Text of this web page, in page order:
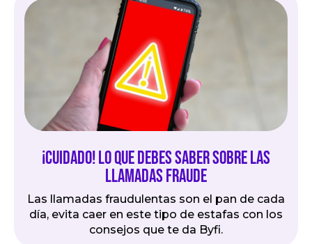
¡Cuidado! Lo que debes saber sobre las
llamadas fraude
Las llamadas fraudulentas son el pan de cada
día, evita caer en este tipo de estafas con los
consejos que te da Byfi.